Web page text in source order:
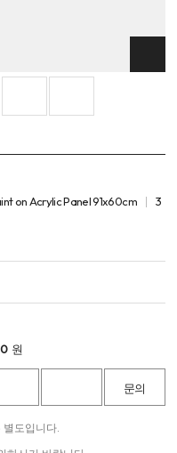
on Acrylic Panel 91x60cm
3
0 원
도입니다.